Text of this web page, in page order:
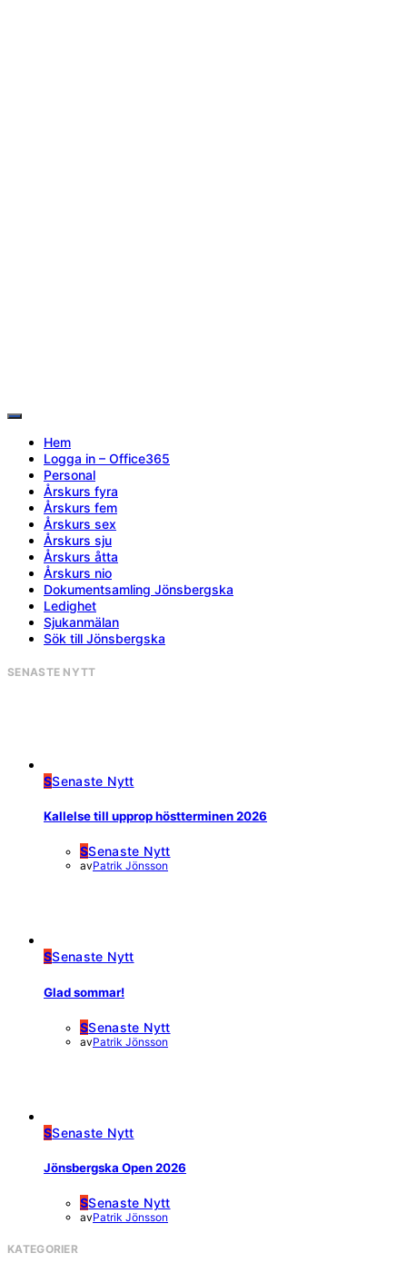
Hem
Logga in – Office365
Personal
Årskurs fyra
Årskurs fem
Årskurs sex
Årskurs sju
Årskurs åtta
Årskurs nio
Dokumentsamling Jönsbergska
Ledighet
Sjukanmälan
Sök till Jönsbergska
SENASTE NYTT
SSenaste Nytt
Kallelse till upprop höstterminen 2026
SSenaste Nytt
avPatrik Jönsson
SSenaste Nytt
Glad sommar!
SSenaste Nytt
avPatrik Jönsson
SSenaste Nytt
Jönsbergska Open 2026
SSenaste Nytt
avPatrik Jönsson
KATEGORIER